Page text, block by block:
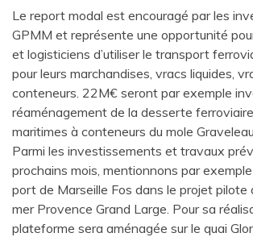
Le report modal est encouragé par les
GPMM et représente une opportunité
et logisticiens d’utiliser le transport
pour leurs marchandises, vracs liquides,
conteneurs. 22M€ seront par exemple
réaménagement de la desserte
maritimes à conteneurs du mole
Parmi les investissements et travaux
prochains mois, mentionnons par exemple
port de Marseille Fos dans le projet pilote
mer Provence Grand Large. Pour sa
plateforme sera aménagée sur le quai